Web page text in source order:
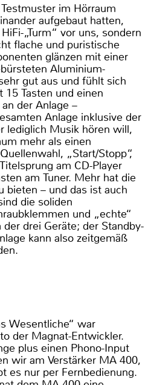
im Hörraum
aufgebaut hatten,
„Turm“ vor uns, sondern
flache und puristische
glänzen mit einer
Aluminium-
gut aus und fühlt sich
15 Tasten und einen
der Anlage –
Anlage inklusive der
lediglich Musik hören will,
mehr als einen
„Start/Stopp“,
am CD-Player
am Tuner. Mehr hat die
bieten – und das ist auch
die soliden
und „echte“
drei Geräte; der Standby-
kann also zeitgemäß
Wesentliche“ war
der Magnat-Entwickler.
plus einen Phono-Input
wir am Verstärker MA 400,
es nur per Fernbedienung.